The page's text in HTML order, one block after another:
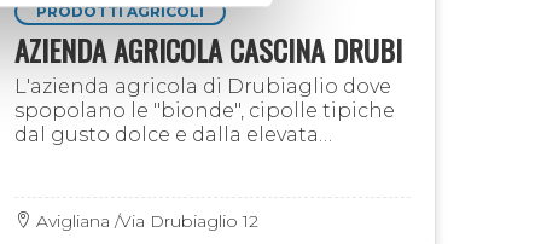
PRODOTTI AGRICOLI
AZIENDA AGRICOLA CASCINA DRUBI
L'azienda agricola di Drubiaglio dove
spopolano le "bionde", cipolle tipiche
dal gusto dolce e dalla elevata
consegnati a …
Avigliana /Via Drubiaglio 12